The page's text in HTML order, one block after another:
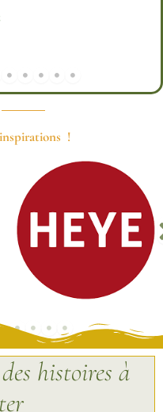
!
histoires à